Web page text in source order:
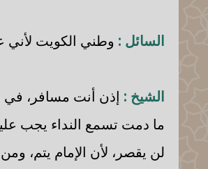
السائل : وطني الكويت لأني
الشيخ : إذن أنت مسافر، في
ما دمت تسمع النداء يجب
لن يقصر، لأن الإمام يتم،